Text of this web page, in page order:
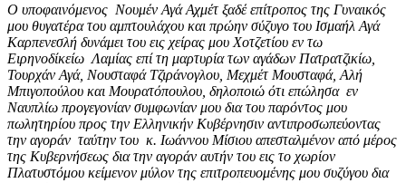
Ο υποφαινόμενος Νουμέν Αγά Αχμέτ ξαδέ επίτροπος της Γυναικός
μου θυγατέρα του αμπτουλάχου και πρώην σύζυγο του Ισμαήλ Αγά
Καρπενεσλή δυνάμει του εις χείρας μου Χοτζετίου εν τω
Ειρηνοδίκείω Λαμίας επί τη μαρτυρία των αγάδων Πατρατζικίω,
Τουρχάν Αγά, Νουσταφά Τζιράνογλου, Μεχμέτ Μουσταφά, Αλή
Μπιγοπούλου και Μουρατόπουλου, δηλοποιώ ότι επώλησα εν
Ναυπλίω προγεγονίαν συμφωνίαν μου δια του παρόντος μου
πωλητηρίου προς την Ελληνικήν Κυβέρνησιν αντιπροσωπεύοντας
την αγοράν ταύτην του κ. Ιωάννου Μίσιου απεσταλμένον από μέρος
της Κυβερνήσεως δια την αγοράν αυτήν του εις το χωρίον
Πλατυστόμου κείμενον μύλον της επιτροπευομένης μου συζύγου δια